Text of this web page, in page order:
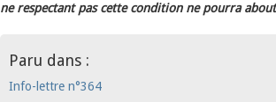
ne respectant pas cette condition ne pourra
Paru dans :
Info-lettre n°364